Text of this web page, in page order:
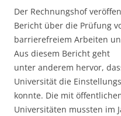
Der Rechnungshof
Bericht über die Prüfung
barrierefreiem Arbeiten
Aus diesem Bericht geht
unter anderem hervor,
Universität die
konnte. Die mit
Universitäten mussten im